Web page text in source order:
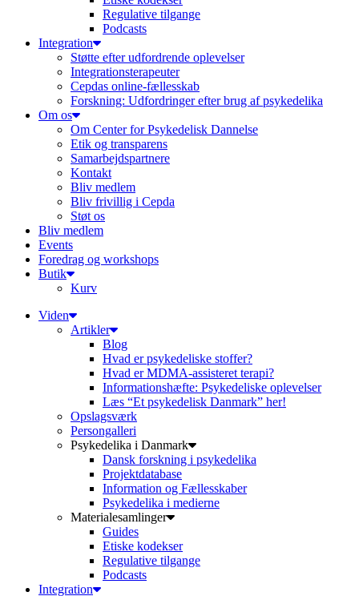
Regulative tilgange
Podcasts
Integration
Støtte efter udfordrende oplevelser
Integrationsterapeuter
Cepdas online-fællesskab
Forskning: Udfordringer efter brug af psykedelika
Om os
Om Center for Psykedelisk Dannelse
Etik og transparens
Samarbejdspartnere
Kontakt
Bliv medlem
Bliv frivillig i Cepda
Støt os
Bliv medlem
Events
Foredrag og workshops
Butik
Kurv
Viden
Artikler
Blog
Hvad er psykedeliske stoffer?
Hvad er MDMA-assisteret terapi?
Informationshæfte: Psykedeliske oplevelser
Læs “Et psykedelisk Danmark” her!
Opslagsværk
Persongalleri
Psykedelika i Danmark
Dansk forskning i psykedelika
Projektdatabase
Information og Fællesskaber
Psykedelika i medierne
Materialesamlinger
Guides
Etiske kodekser
Regulative tilgange
Podcasts
Integration